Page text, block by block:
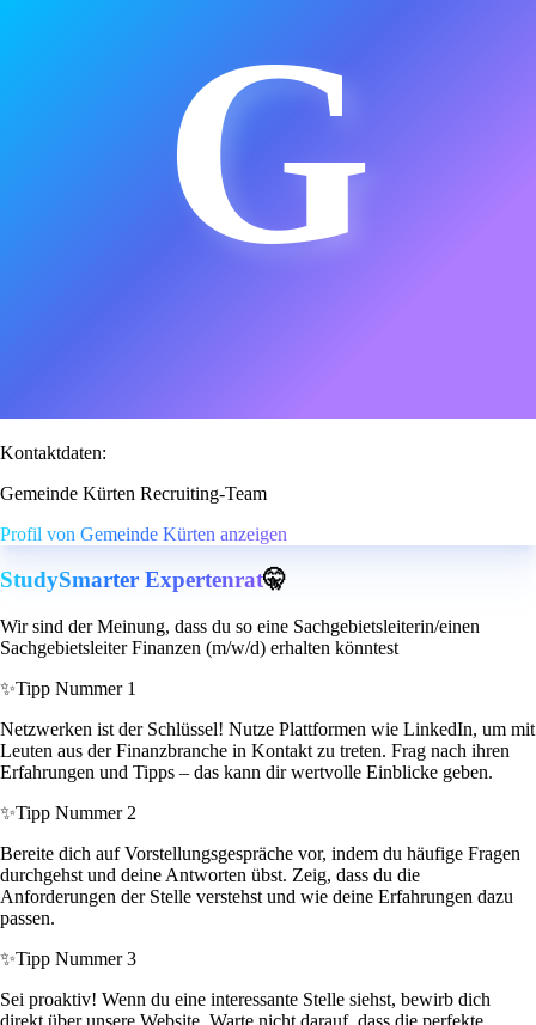
G
Kontaktdaten:
Gemeinde Kürten Recruiting-Team
Profil von Gemeinde Kürten anzeigen
StudySmarter Expertenrat🤫
Wir sind der Meinung, dass du so eine Sachgebietsleiterin/einen
Sachgebietsleiter Finanzen (m/w/d) erhalten könntest
✨Tipp Nummer 1
Netzwerken ist der Schlüssel! Nutze Plattformen wie LinkedIn, um mit
Leuten aus der Finanzbranche in Kontakt zu treten. Frag nach ihren
Erfahrungen und Tipps – das kann dir wertvolle Einblicke geben.
✨Tipp Nummer 2
Bereite dich auf Vorstellungsgespräche vor, indem du häufige Fragen
durchgehst und deine Antworten übst. Zeig, dass du die
Anforderungen der Stelle verstehst und wie deine Erfahrungen dazu
passen.
✨Tipp Nummer 3
Sei proaktiv! Wenn du eine interessante Stelle siehst, bewirb dich